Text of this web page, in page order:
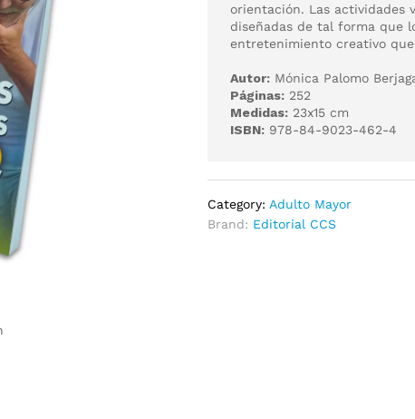
orientación. Las actividades
diseñadas de tal forma que
entretenimiento creativo
Autor: Mónica Palomo
Páginas: 252
Medidas: 23x15 cm
ISBN: 978-84-9023-462-4
Category: Adulto Mayor
Brand: Editorial CCS